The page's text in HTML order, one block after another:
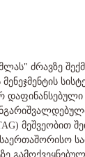
ძრავზე
მეშვეობით